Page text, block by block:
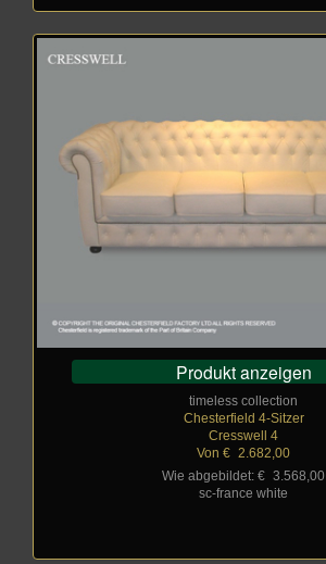
Produkt anzeigen
timeless collection
Chesterfield 4-Sitzer
Cresswell 4
Von € 2.682,00
Wie abgebildet: € 3.568,00
sc-france white